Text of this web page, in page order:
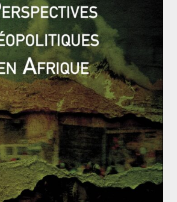
à traiter avec le pays possédant
de nitrates, puisqu’elle en
consommateur mondial à la fin du
à être l’un des plus grands
1930. Toutefois, les entreprises
essentiellement sous capitaux
la puissance commerciale
Concernant le cuivre, la France
de capitaux dans l’exploitation des
faire face à la concurrence
pleine expansion, et de la Grande-
la Première Guerre mondiale, les
font irruption sur ce marché